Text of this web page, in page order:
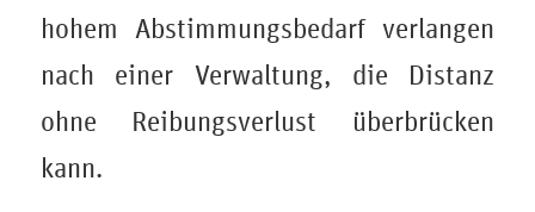
hohem Abstimmungsbedarf verlangen
nach einer Verwaltung, die Distanz
ohne Reibungsverlust überbrücken
kann.